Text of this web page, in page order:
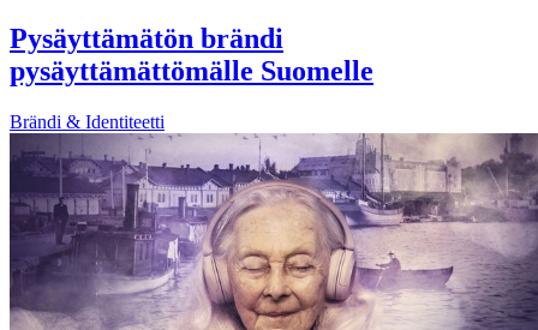
Pysäyttämätön brändi
pysäyttämättömälle Suomelle
Brändi & Identiteetti